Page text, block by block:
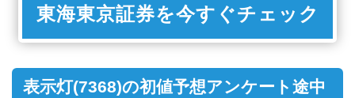
東海東京証券を今すぐチェック
表示灯(7368)の初値予想アンケート途中